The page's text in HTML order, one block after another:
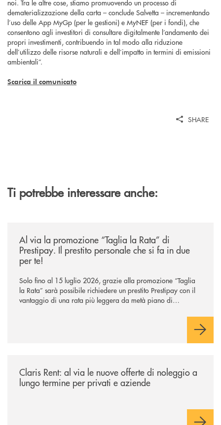
noi. Tra le altre cose, stiamo promuovendo un processo di
dematerializzazione della carta – conclude Salvetta – incrementando
l’uso delle App MyGp (per le gestioni) e MyNEF (per i fondi), che
consentono agli investitori di consultare digitalmente l’andamento dei
propri investimenti, contribuendo in tal modo alla riduzione
dell’utilizzo delle risorse naturali e dell’impatto in termini di emissioni
ambientali”.
Scarica il comunicato
SHARE
Ti potrebbe interessare anche:
Al via la promozione “Taglia la Rata” di
Prestipay. Il prestito personale che si fa in due
per te!
Solo fino al 15 luglio 2026, grazie alla promozione “Taglia
la Rata” sarà possibile richiedere un prestito Prestipay con il
vantaggio di una rata più leggera da metà piano di
Claris Rent: al via le nuove offerte di noleggio a
lungo termine per privati e aziende